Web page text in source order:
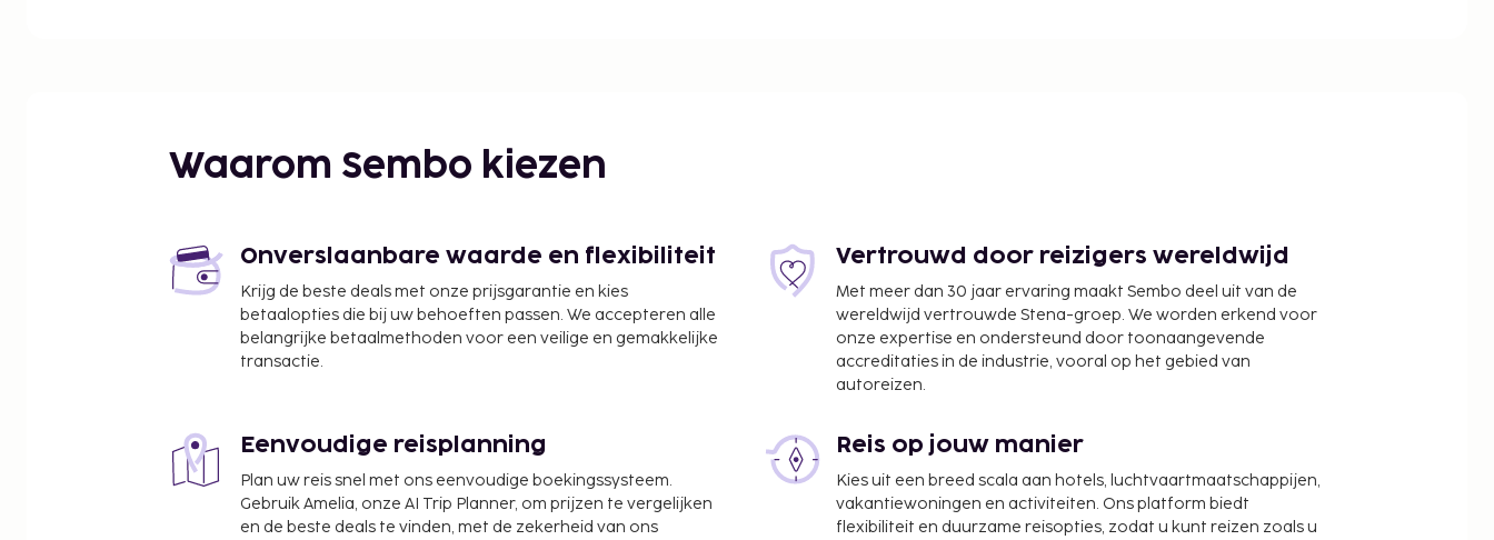
Lake Michigan - 8,6 km
Nathaniel Rose Wine - 11 km
Bel Lago Winery - 11,6 km
Leelanau Sands Casino - 12,4 km
BigLITTLE Wines - 12,7 km
De dichtsbijzijnde luchthaven is Traverse City, Michigan (TVC-Cherry
De volgende kosten dienen bij de accommodatie te worden betaald. De
kosten kunnen inclusief toepasselijke belastingen zijn:
Schoonmaakkosten: USD 155 per accommodatie, per verblijf
Waarom Sembo kiezen
Onverslaanbare waarde en flexibiliteit
Krijg de beste deals met onze prijsgarantie en kies
betaalopties die bij uw behoeften passen. We accepteren alle
belangrijke betaalmethoden voor een veilige en gemakkelijke
transactie.
Vertrouwd door reizigers wereldwijd
Met meer dan 30 jaar ervaring maakt Sembo deel uit van de
wereldwijd vertrouwde Stena-groep. We worden erkend voor
onze expertise en ondersteund door toonaangevende
accreditaties in de industrie, vooral op het gebied van
autoreizen.
Eenvoudige reisplanning
Plan uw reis snel met ons eenvoudige boekingssysteem.
Gebruik Amelia, onze AI Trip Planner, om prijzen te vergelijken
en de beste deals te vinden, met de zekerheid van ons
Reis op jouw manier
Kies uit een breed scala aan hotels, luchtvaartmaatschappijen,
vakantiewoningen en activiteiten. Ons platform biedt
flexibiliteit en duurzame reisopties, zodat u kunt reizen zoals u